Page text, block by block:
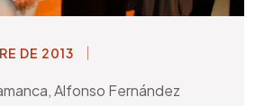
DE 2013
Alfonso Fernández